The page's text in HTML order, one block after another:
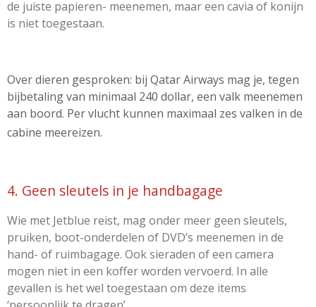
de juiste papieren- meenemen, maar een cavia of konijn
is niet toegestaan.
Over dieren gesproken: bij Qatar Airways mag je, tegen
bijbetaling van minimaal 240 dollar, een valk meenemen
aan boord. Per vlucht kunnen maximaal zes valken in de
cabine meereizen.
4. Geen sleutels in je handbagage
Wie met Jetblue reist, mag onder meer geen sleutels,
pruiken, boot-onderdelen of DVD’s meenemen in de
hand- of ruimbagage. Ook sieraden of een camera
mogen niet in een koffer worden vervoerd. In alle
gevallen is het wel toegestaan om deze items